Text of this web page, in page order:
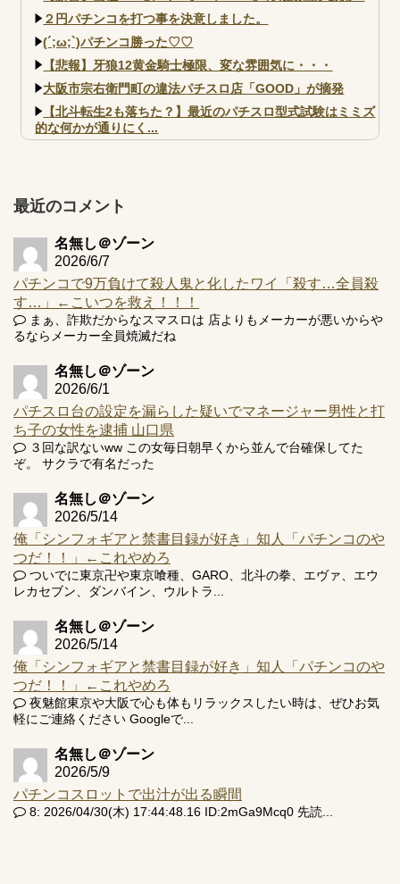
２円パチンコを打つ事を決意しました。
(´;ω;`)パチンコ勝った♡♡
【悲報】牙狼12黄金騎士極限、変な雰囲気に・・・
大阪市宗右衛門町の違法パチスロ店「GOOD」が摘発
【北斗転生2も落ちた？】最近のパチスロ型式試験はミミズ
的な何かが通りにく...
井の軽い絆？
Powered by livedoor 相互RSS
最近のコメント
名無し＠ゾーン
2026/6/7
パチンコで9万負けて殺人鬼と化したワイ「殺す…全員殺
す…」←こいつを救え！！！
まぁ、詐欺だからなスマスロは 店よりもメーカーが悪いからや
るならメーカー全員焼滅だね
名無し＠ゾーン
2026/6/1
パチスロ台の設定を漏らした疑いでマネージャー男性と打
ち子の女性を逮捕 山口県
３回な訳ないww この女毎日朝早くから並んで台確保してた
ぞ。 サクラで有名だった
名無し＠ゾーン
2026/5/14
俺「シンフォギアと禁書目録が好き」知人「パチンコのや
つだ！！」←これやめろ
ついでに東京卍や東京喰種、GARO、北斗の拳、エヴァ、エウ
レカセブン、ダンバイン、ウルトラ...
名無し＠ゾーン
2026/5/14
俺「シンフォギアと禁書目録が好き」知人「パチンコのや
つだ！！」←これやめろ
夜魅館東京や大阪で心も体もリラックスしたい時は、ぜひお気
軽にご連絡ください Googleで...
名無し＠ゾーン
2026/5/9
パチンコスロットで出汁が出る瞬間
8: 2026/04/30(木) 17:44:48.16 ID:2mGa9Mcq0 先読...